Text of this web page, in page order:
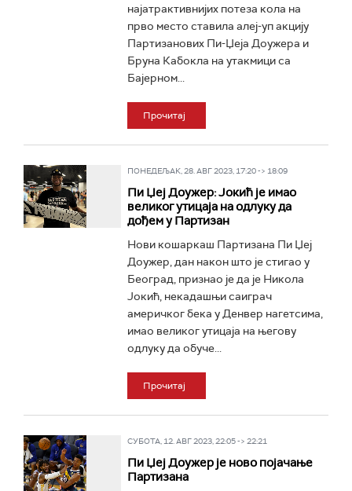
најатрактивнијих потеза кола на
прво место ставила алеј-уп акцију
Партизанових Пи-Џеја Доужера и
Бруна Кабокла на утакмици са
Бајерном...
Прочитај
ПОНЕДЕЉАК, 28. АВГ 2023, 17:20 -> 18:09
Пи Џеј Доужер: Јокић је имао
великог утицаја на одлуку да
дођем у Партизан
Нови кошаркаш Партизана Пи Џеј
Доужер, дан након што је стигао у
Београд, признао је да је Никола
Јокић, некадашњи саиграч
америчког бека у Денвер нагетсима,
имао великог утицаја на његову
одлуку да обуче...
Прочитај
СУБОТА, 12. АВГ 2023, 22:05 -> 22:21
Пи Џеј Доужер је ново појачање
Партизана